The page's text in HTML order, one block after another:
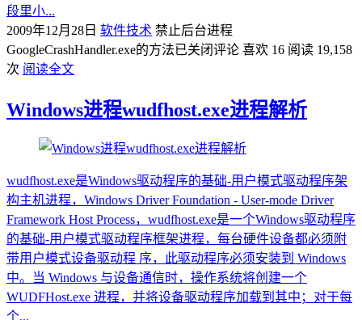
段里小...
2009年12月28日 软件技术 禁止后台进程
GoogleCrashHandler.exe的方法已关闭评论 喜欢 16 阅读 19,158
次 阅读全文
Windows进程wudfhost.exe进程解析
wudfhost.exe是Windows驱动程序的基础-用户模式驱动程序架
构主机进程，Windows Driver Foundation - User-mode Driver
Framework Host Process，wudfhost.exe是一个Windows驱动程序
的基础-用户模式驱动程序框架进程，每台硬件设备都必须附
带用户模式设备驱动程 序，此驱动程序必须安装到 Windows
中。当 Windows 与设备通信时，操作系统将创建一个
WUDFHost.exe 进程，并将设备驱动程序加载到其中；对于每
个...